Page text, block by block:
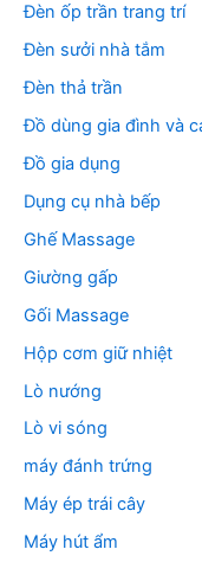
Đèn ốp trần trang trí
Đèn sưởi nhà tắm
Đèn thả trần
Đồ dùng gia đình và
Đồ gia dụng
Dụng cụ nhà bếp
Ghế Massage
Giường gấp
Gối Massage
Hộp cơm giữ nhiệt
Lò nướng
Lò vi sóng
máy đánh trứng
Máy ép trái cây
Máy hút ẩm